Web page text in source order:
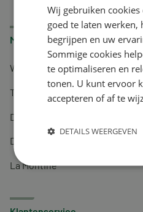
Merken
Wapiti
Tai-Ginseng
Dermagíq
Draisma
La Montine
Wij gebruiken
goed te laten werken,
begrijpen en uw
Sommige cookies
te optimaliseren en
tonen. U kunt ervoor
accepteren of af te
DETAILS WEERGEVEN